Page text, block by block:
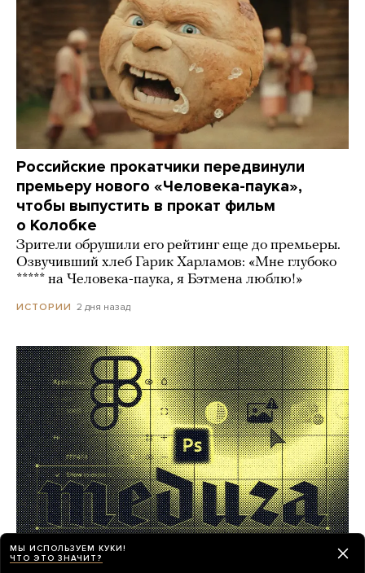
Российские прокатчики передвинули
премьеру нового «Человека-паука»,
чтобы выпустить в прокат фильм
о Колобке
Зрители обрушили его рейтинг еще до премьеры.
Озвучивший хлеб Гарик Харламов: «Мне глубоко
***** на Человека-паука, я Бэтмена люблю!»
ИСТОРИИ 2 дня назад
МЫ ИСПОЛЬЗУЕМ КУКИ!
ЧТО ЭТО ЗНАЧИТ?